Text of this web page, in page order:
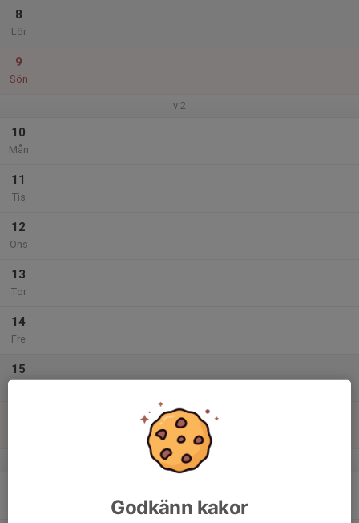
8
Lör
9
Sön
v.2
10
Mån
11
Tis
12
Ons
13
Tor
14
Fre
15
v.3
Godkänn kakor